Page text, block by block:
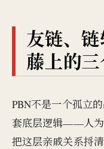
友链、
藤上的
PBN不是一个孤立
套底层逻辑——人为
把这层亲戚关系捋